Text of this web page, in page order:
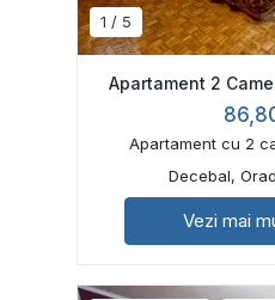
1 / 5
Apartament 2
Apartament cu 2
Decebal,
Vezi mai